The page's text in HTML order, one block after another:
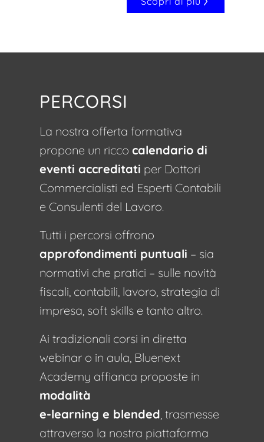
PERCORSI
La nostra offerta formativa
propone un riccocalendario di
eventi accreditati per Dottori
Commercialisti ed Esperti Contabili
e Consulenti del Lavoro.
Tutti i percorsi offrono
approfondimenti puntuali – sia
normativi che pratici – sulle novità
fiscali, contabili, lavoro, strategia di
impresa, soft skills e tanto altro.
Ai tradizionali corsi in diretta
webinar o in aula, Bluenext
Academy affianca proposte in
modalità
e-learning e blended , trasmesse
attraverso la nostra piattaforma